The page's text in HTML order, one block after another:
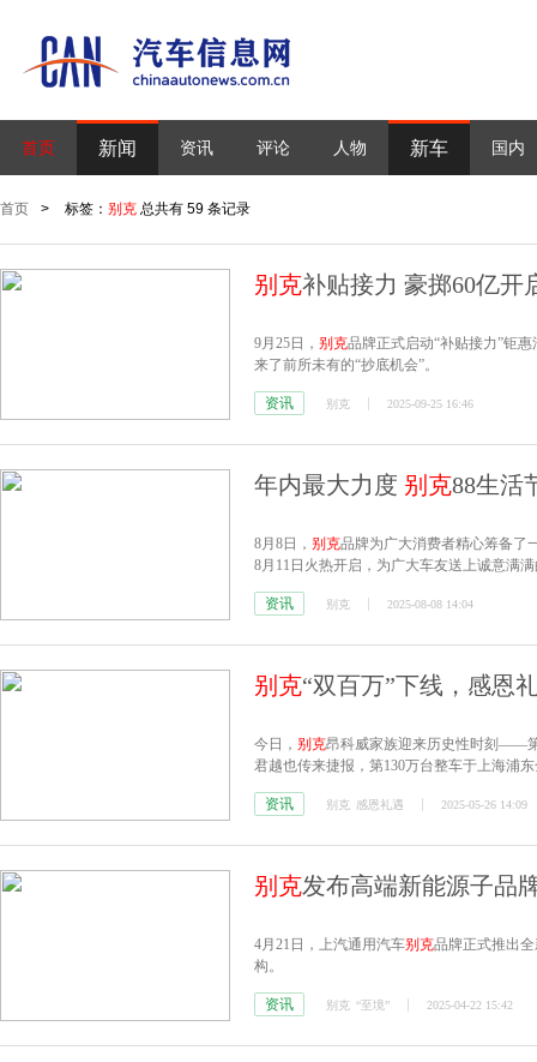
首页 新闻 资讯 评论 人物 新车 国内
首页 > 标签： 别克 总共有 59 条记录
别克补贴接力 豪掷60亿开
9月25日， 别克品牌正式启动“补贴接力”钜
来了前所未有的“抄底机会”。
资讯 别克 2025-09-25 16:46
年内最大力度 别克88生活
8月8日， 别克品牌为广大消费者精心筹备了
8月11日火热开启，为广大车友送上诚意满
资讯 别克 2025-08-08 14:04
别克“双百万”下线，感恩
今日， 别克昂科威家族迎来历史性时刻——
君越也传来捷报，第130万台整车于上海浦
资讯 别克 感恩礼遇 2025-05-26 14:09
别克发布高端新能源子品
4月21日，上汽通用汽车别克品牌正式推出
构。
资讯 别克 “至境” 2025-04-22 15:42